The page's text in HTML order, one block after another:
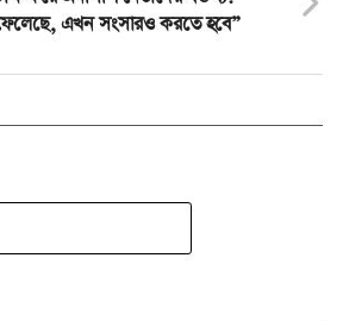
এখন সংসারও করতে হবে”